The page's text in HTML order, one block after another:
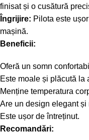
finisat și o cusătură
Îngrijire: Pilota este
mașină.
Beneficii:
Oferă un somn
Este moale și plăcută la
Menține temperatura
Are un design elegant și
Este ușor de întreținut.
Recomandări: